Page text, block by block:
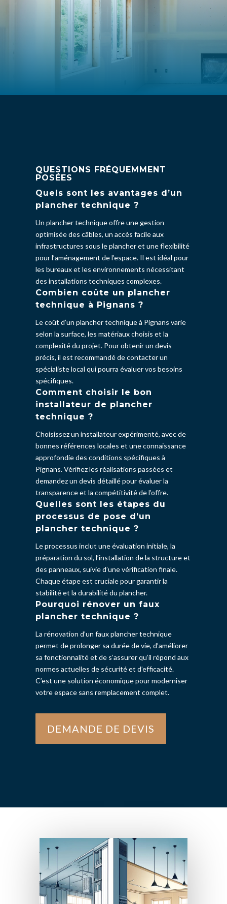
QUESTIONS FRÉQUEMMENT
POSÉES
Quels sont les avantages d’un
plancher technique ?
Un plancher technique offre une gestion
optimisée des câbles, un accès facile aux
infrastructures sous le plancher et une flexibilité
pour l’aménagement de l’espace. Il est idéal pour
les bureaux et les environnements nécessitant
des installations techniques complexes.
Combien coûte un plancher
technique à Pignans ?
Le coût d’un plancher technique à Pignans varie
selon la surface, les matériaux choisis et la
complexité du projet. Pour obtenir un devis
précis, il est recommandé de contacter un
spécialiste local qui pourra évaluer vos besoins
spécifiques.
Comment choisir le bon
installateur de plancher
technique ?
Choisissez un installateur expérimenté, avec de
bonnes références locales et une connaissance
approfondie des conditions spécifiques à
Pignans. Vérifiez les réalisations passées et
demandez un devis détaillé pour évaluer la
transparence et la compétitivité de l’offre.
Quelles sont les étapes du
processus de pose d’un
plancher technique ?
Le processus inclut une évaluation initiale, la
préparation du sol, l’installation de la structure et
des panneaux, suivie d’une vérification finale.
Chaque étape est cruciale pour garantir la
stabilité et la durabilité du plancher.
Pourquoi rénover un faux
plancher technique ?
La rénovation d’un faux plancher technique
permet de prolonger sa durée de vie, d’améliorer
sa fonctionnalité et de s’assurer qu’il répond aux
normes actuelles de sécurité et d’efficacité.
C’est une solution économique pour moderniser
votre espace sans remplacement complet.
DEMANDE DE DEVIS